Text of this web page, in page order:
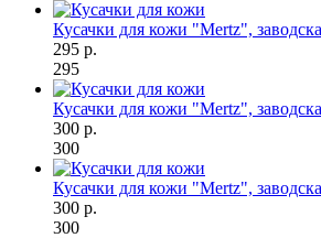
Кусачки для кожи "Mertz",
295 р.
295
Кусачки для кожи "Mertz",
300 р.
300
Кусачки для кожи "Mertz",
300 р.
300